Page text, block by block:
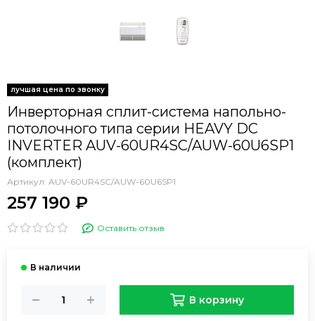
Инверторная сплит-система напольно-
потолочного типа серии HEAVY DC
INVERTER AUV-60UR4SC/AUW-60U6SP1
(комплект)
Артикул: AUV-60UR4SC/AUW-60U6SP1
257 190 ₽
Оставить отзыв
В корзину